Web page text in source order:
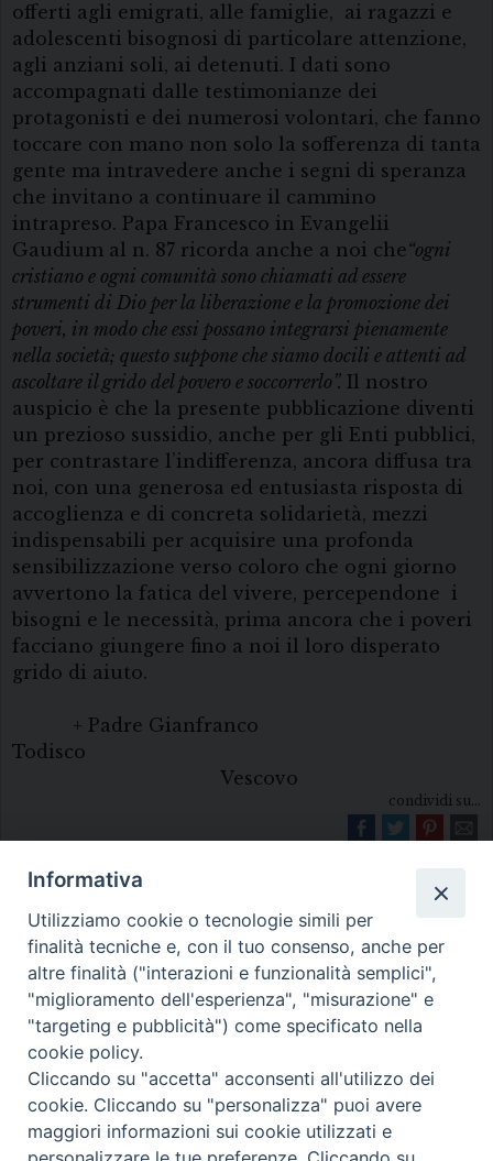
offerti agli emigrati, alle famiglie, ai ragazzi e
adolescenti bisognosi di particolare attenzione,
agli anziani soli, ai detenuti. I dati sono
accompagnati dalle testimonianze dei
protagonisti e dei numerosi volontari, che fanno
toccare con mano non solo la sofferenza di tanta
gente ma intravedere anche i segni di speranza
che invitano a continuare il cammino
intrapreso. Papa Francesco in Evangelii
Gaudium al n. 87 ricorda anche a noi che“ogni
cristiano e ogni comunità sono chiamati ad essere
strumenti di Dio per la liberazione e la promozione dei
poveri, in modo che essi possano integrarsi pienamente
nella società; questo suppone che siamo docili e attenti ad
ascoltare il grido del povero e soccorrerlo”. Il nostro
auspicio è che la presente pubblicazione diventi
un prezioso sussidio, anche per gli Enti pubblici,
per contrastare l’indifferenza, ancora diffusa tra
noi, con una generosa ed entusiasta risposta di
accoglienza e di concreta solidarietà, mezzi
indispensabili per acquisire una profonda
sensibilizzazione verso coloro che ogni giorno
avvertono la fatica del vivere, percependone i
bisogni e le necessità, prima ancora che i poveri
facciano giungere fino a noi il loro disperato
grido di aiuto.
+ Padre Gianfranco
Todisco
Vescovo
condividi su...
Diocesi di Melfi Rapolla Venosa
• Largo Duomo, 12 - 85025 MELFI (PZ) •
Tel. 0972238604
PEC ufficiale della Diocesi:
Informativa
Utilizziamo cookie o tecnologie simili per
finalità tecniche e, con il tuo consenso, anche per
altre finalità ("interazioni e funzionalità semplici",
"miglioramento dell'esperienza", "misurazione" e
"targeting e pubblicità") come specificato nella
cookie policy.
Cliccando su "accetta" acconsenti all'utilizzo dei
cookie. Cliccando su "personalizza" puoi avere
maggiori informazioni sui cookie utilizzati e